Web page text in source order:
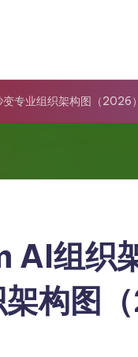
专业组织架构图（2026）
组织
构图